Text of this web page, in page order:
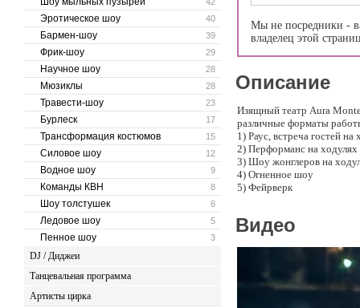
40
Эротическое шоу
39
Бармен-шоу
29
Фрик-шоу
28
Научное шоу
28
Мюзиклы
23
Травести-шоу
17
Бурлеск
15
Трансформация костюмов
12
Силовое шоу
9
Водное шоу
8
Команды КВН
6
Шоу толстушек
5
Ледовое шоу
3
Пенное шоу
DJ / Диджеи
Танцевальная программа
Артисты цирка
Мы не посредники -
владелец этой
Описание
Изящный театр Aura
различные форматы
1) Раус, встреча гостей на
2) Перформанс на ходулях
3) Шоу жонглеров на
4) Огненное шоу
5) Фейрверк
Есть возможность заказа
Видео